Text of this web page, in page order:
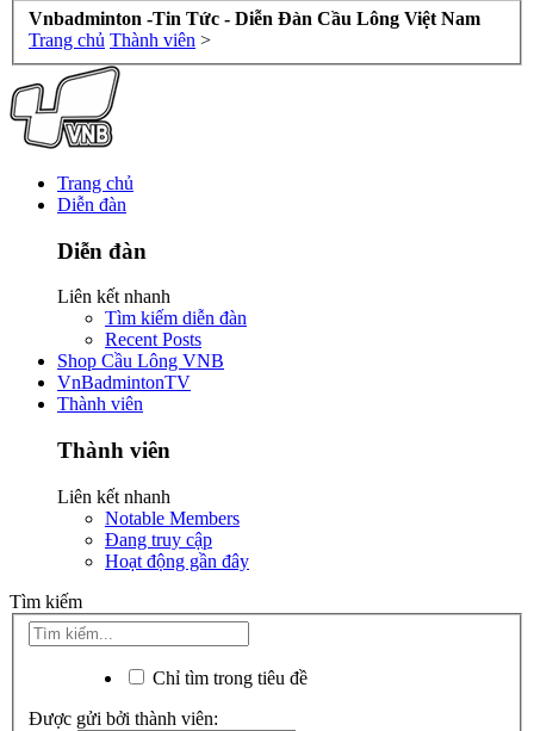
Vnbadminton -Tin Tức - Diễn Đàn Cầu Lông Việt Nam
Trang chủ Thành viên >
Trang chủ
Diễn đàn
Diễn đàn
Liên kết nhanh
Tìm kiếm diễn đàn
Recent Posts
Shop Cầu Lông VNB
VnBadmintonTV
Thành viên
Thành viên
Liên kết nhanh
Notable Members
Đang truy cập
Hoạt động gần đây
Tìm kiếm
Chỉ tìm trong tiêu đề
Được gửi bởi thành viên: